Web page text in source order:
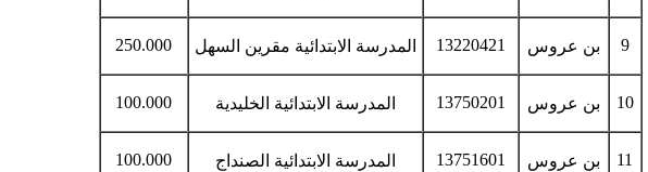
9 بن عروس 13220421 المدرسة الابتدائية مقرين السهل 250.000
10 بن عروس 13750201 المدرسة الابتدائية الخليدية 100.000
11 بن عروس 13751601 المدرسة الابتدائية الصنداج 100.000